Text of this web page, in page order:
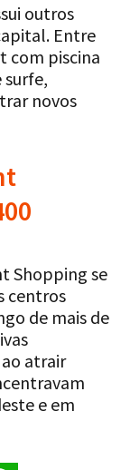
outros
Entre
com piscina
surfe,
novos
Shopping se
centros
de mais de
atrair
e em